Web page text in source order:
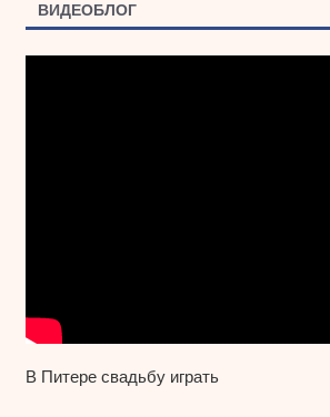
ВИДЕОБЛОГ
В Питере свадьбу играть